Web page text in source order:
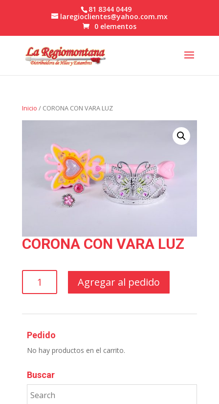
81 8344 0449
laregioclientes@yahoo.com.mx
0 elementos
Inicio / CORONA CON VARA LUZ
CORONA CON VARA LUZ
Agregar al pedido
Pedido
No hay productos en el carrito.
Buscar